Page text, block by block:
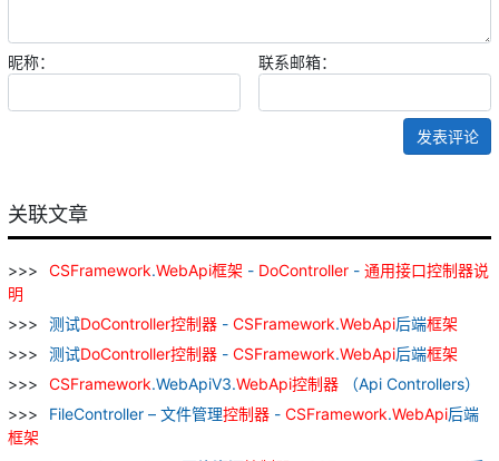
昵称： 联系邮箱：
发表评论
关联文章
CSFramework.WebApi框架 - DoController - 通用接口控制器说
明
测试DoController控制器 - CSFramework.WebApi后端框架
测试DoController控制器 - CSFramework.WebApi后端框架
CSFramework.WebApiV3.WebApi控制器 （Api Controllers）
FileController – 文件管理控制器 - CSFramework.WebApi后端
框架